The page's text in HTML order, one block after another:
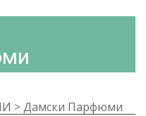
>Дамски Парфюми